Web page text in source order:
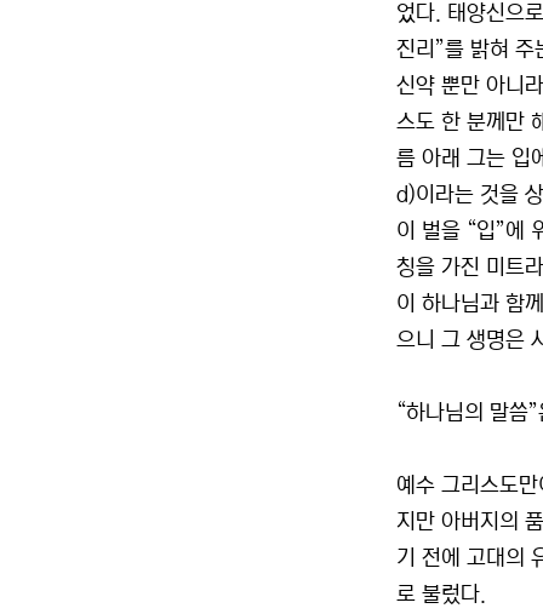
었다. 태양신으
진리”를 밝혀 주
신약 뿐만 아니
스도 한 분께만
름 아래 그는 입
d)이라는 것을
이 벌을 “입”에
칭을 가진 미트
이 하나님과 함
으니 그 생명은
“하나님의 말씀
예수 그리스도
지만 아버지의
기 전에 고대의
로 불렀다.